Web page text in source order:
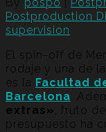
Postproduction
supervision
El spin-off de
rodaje y una de
es la Facultad
Barcelona.
extras», fruto
presupuesto ha